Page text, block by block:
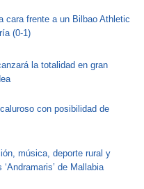
cara frente a un Bilbao Athletic
(0-1)
la totalidad en gran
con posibilidad de
música, deporte rural y
de Mallabia